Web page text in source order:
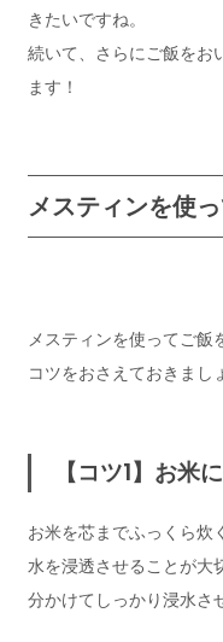
きたいですね。
続いて、さらにご飯をお
ます！
メスティンを使
メスティンを使ってご飯
コツをおさえておきまし
【コツ1】お米
お米を芯までふっくら炊
水を浸透させることが
分かけてしっかり浸水さ